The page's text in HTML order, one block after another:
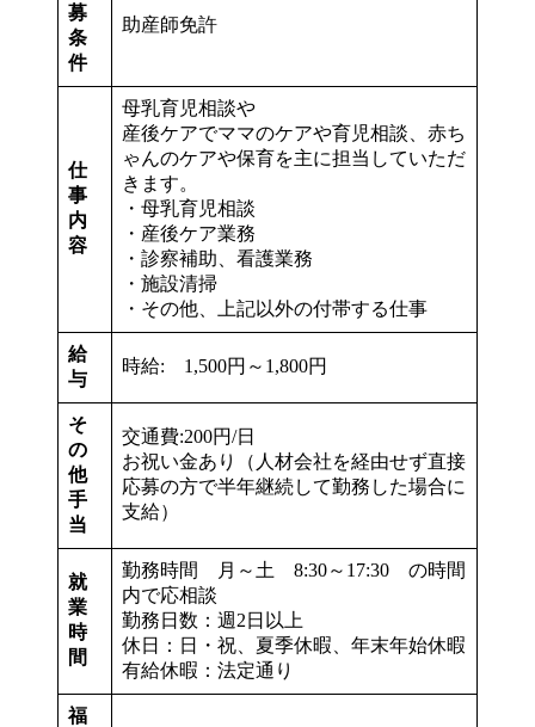
募
条
件
助産師免許
仕
事
内
容
母乳育児相談や
産後ケアでママのケアや育児相談、赤ち
ゃんのケアや保育を主に担当していただ
きます。
・母乳育児相談
・産後ケア業務
・診察補助、看護業務
・施設清掃
・その他、上記以外の付帯する仕事
給
与
時給: 1,500円～1,800円
そ
の
他
手
当
交通費:200円/日
お祝い金あり（人材会社を経由せず直接
応募の方で半年継続して勤務した場合に
支給）
就
業
時
間
勤務時間 月～土 8:30～17:30
の時間
内で応相談
勤務日数：週2日以上
休日：日・祝、夏季休暇、年末年始休暇
有給休暇：法定通り
福